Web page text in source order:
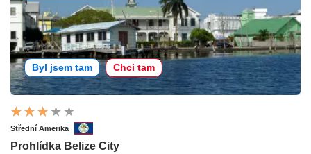
Byl jsem tam Chci tam
Střední Amerika
Prohlídka Belize City